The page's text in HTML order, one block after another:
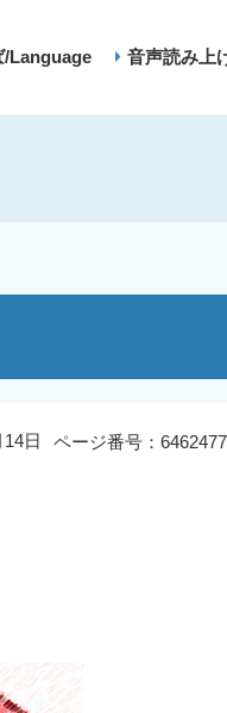
/Language 音声読み上
ページ番号：
日